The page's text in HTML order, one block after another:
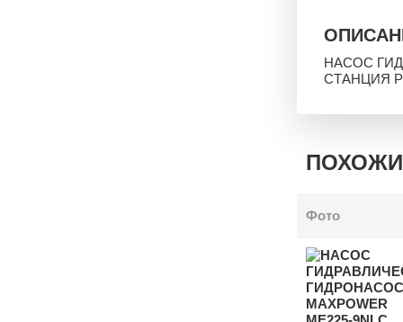
НАСОС
СТАНЦИЯ
Фото